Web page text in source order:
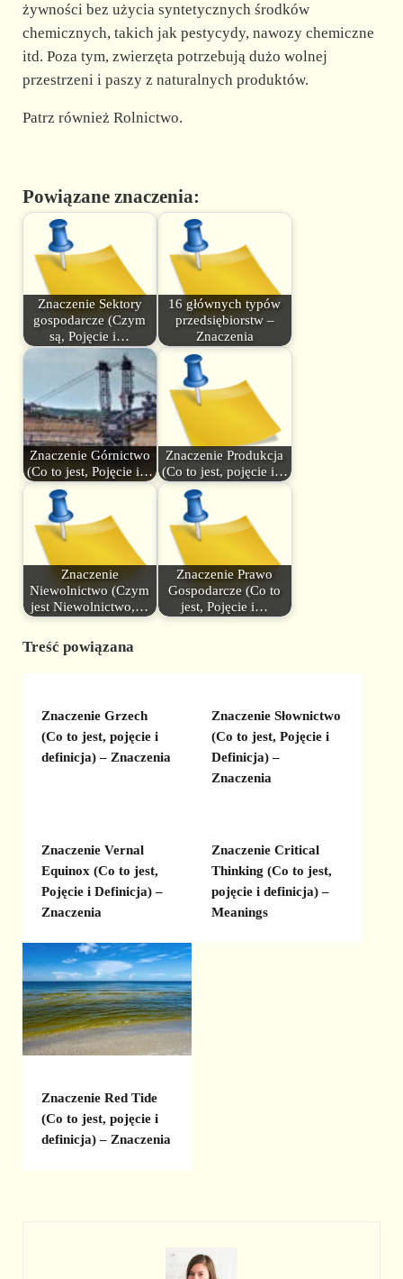
żywności bez użycia syntetycznych środków
chemicznych, takich jak pestycydy, nawozy chemiczne
itd. Poza tym, zwierzęta potrzebują dużo wolnej
przestrzeni i paszy z naturalnych produktów.
Patrz również Rolnictwo.
Powiązane znaczenia:
Znaczenie Sektory
gospodarcze (Czym
są, Pojęcie i…
16 głównych typów
przedsiębiorstw –
Znaczenia
Znaczenie Górnictwo
(Co to jest, Pojęcie i…
Znaczenie Produkcja
(Co to jest, pojęcie i…
Znaczenie
Niewolnictwo (Czym
jest Niewolnictwo,…
Znaczenie Prawo
Gospodarcze (Co to
jest, Pojęcie i…
Treść powiązana
Znaczenie Grzech
(Co to jest, pojęcie i
definicja) – Znaczenia
Znaczenie Słownictwo
(Co to jest, Pojęcie i
Definicja) –
Znaczenia
Znaczenie Vernal
Equinox (Co to jest,
Pojęcie i Definicja) –
Znaczenia
Znaczenie Critical
Thinking (Co to jest,
pojęcie i definicja) –
Meanings
Znaczenie Red Tide
(Co to jest, pojęcie i
definicja) – Znaczenia